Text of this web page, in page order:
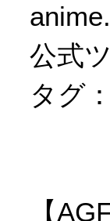
公式
タグ
【